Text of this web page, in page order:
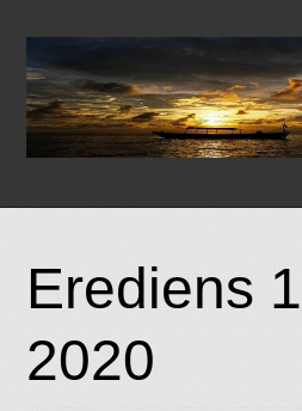
contentErediens
2020